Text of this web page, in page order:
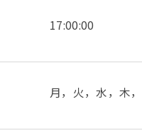
17:00:00
月，火，水，木